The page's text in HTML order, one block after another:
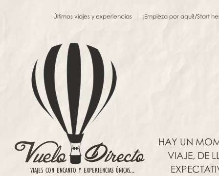
Últimos viajes y experiencias ¡Empieza por aquí!/Start
HAY UN
VIAJE, DE